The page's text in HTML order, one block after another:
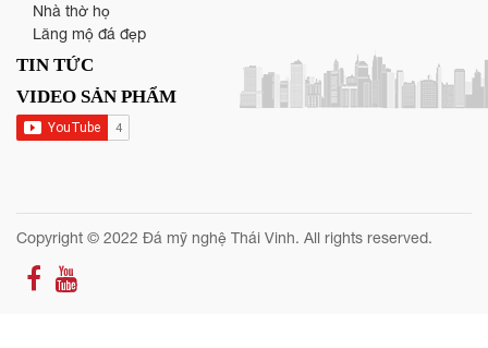
Nhà thờ họ
Lăng mộ đá đẹp
TIN TỨC
VIDEO SẢN PHẨM
Copyright © 2022 Đá mỹ nghệ Thái Vinh. All rights reserved.